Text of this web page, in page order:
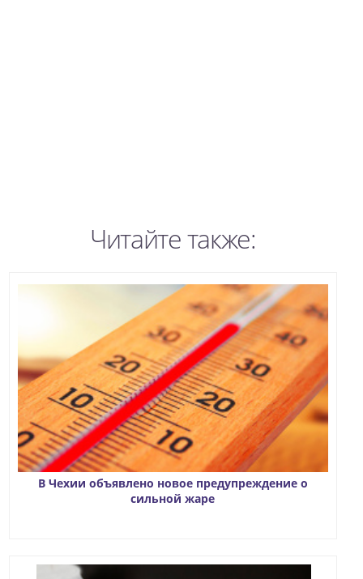
Читайте также:
В Чехии объявлено новое предупреждение о
сильной жаре